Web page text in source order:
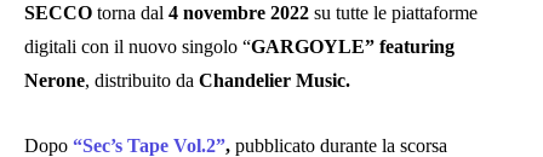
SECCO torna dal 4 novembre 2022 su tutte le piattaforme
digitali con il nuovo singolo “GARGOYLE” featuring
Nerone, distribuito da Chandelier Music.
Dopo “Sec’s Tape Vol.2”, pubblicato durante la scorsa